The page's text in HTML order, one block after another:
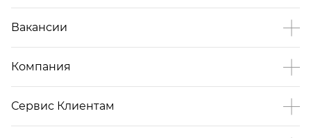
Вакансии
Компания
Сервис Клиентам